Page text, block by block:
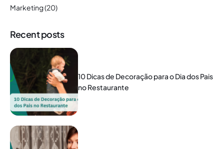
Marketing(20)
Recent posts
10 Dicas de Decoração para o Dia dos Pais
no Restaurante